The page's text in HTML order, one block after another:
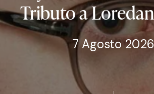
Tributoa
7 Agosto 2026